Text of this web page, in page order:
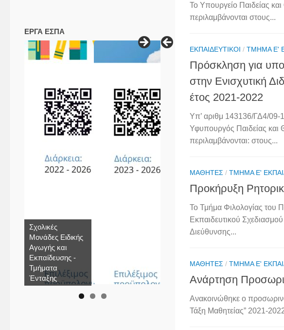
Το Υπουργείο Παιδείας
περιλαμβάνονται στους...
ΕΚΠΑΙΔΕΥΤΙΚΟΊ / ΤΜΉΜΑ Ε'
Πρόσκληση για
στην Ενισχυτική
έτος 2021-2022
Υπ’ αριθμ 143136/ΓΔ4/
Υφυπουργός Παιδείας και
περιλαμβάνονται: στους...
ΜΑΘΗΤΈΣ / ΤΜΉΜΑ Ε'
Προκήρυξη
Το Τμήμα Φιλολογίας του
Εκπαιδευτικού
Διεύθυνσης...
ΜΑΘΗΤΈΣ / ΤΜΉΜΑ Ε'
Ανάρτηση
Ανακοινώθηκε ο
Τάξη Μαθητείας” 2021-
ΕΡΓΑ ΕΣΠΑ
Σχολικές
Μονάδες Ειδικής
Αγωγής και
Εκπαίδευσης -
Τμήματα
Ένταξης